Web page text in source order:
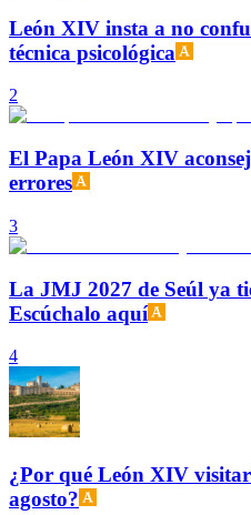
León XIV insta a no
técnica psicológica
2
El Papa León XIV
errores
3
La JMJ 2027 de Seúl ya
Escúchalo aquí
4
¿Por qué León XIV
agosto?